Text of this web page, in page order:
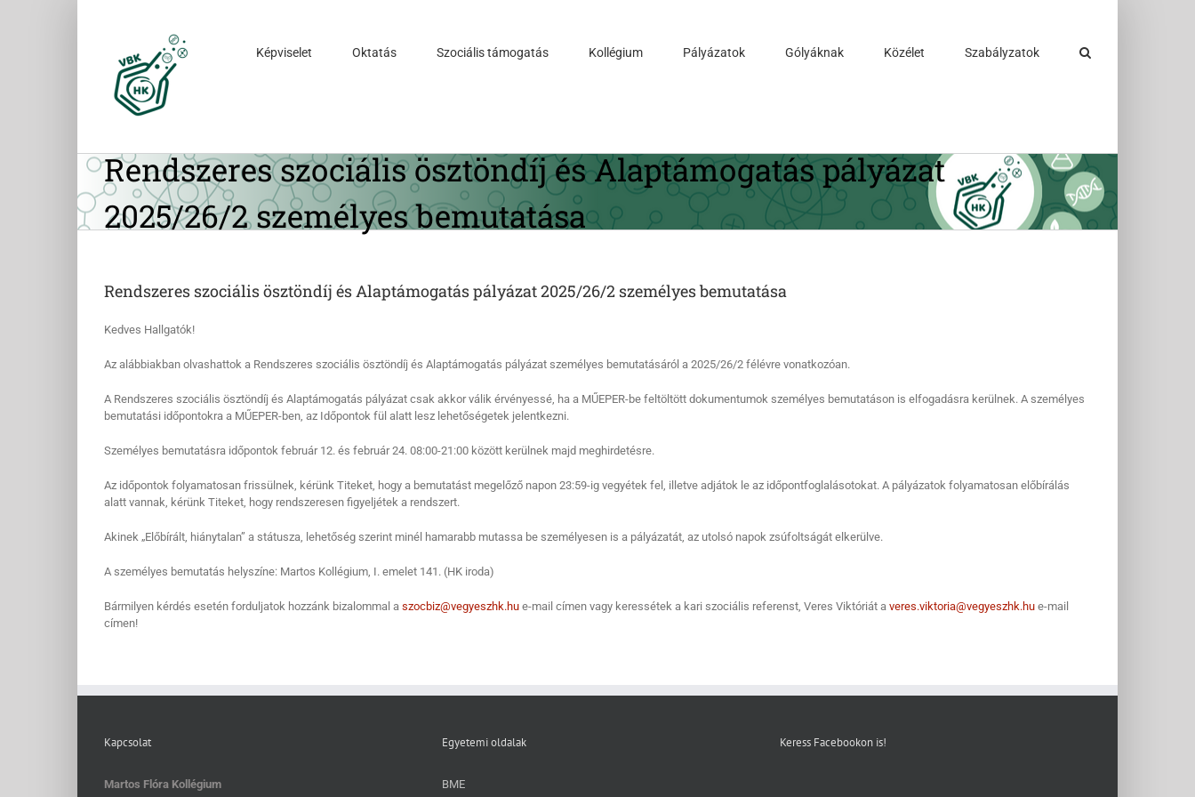
Képviselet Oktatás Szociális támogatás Kollégium Pályázatok Gólyáknak Közélet Szabályzatok
Rendszeres szociális ösztöndíj és Alaptámogatás pályázat
2025/26/2 személyes bemutatása
Rendszeres szociális ösztöndíj és Alaptámogatás pályázat 2025/26/2 személyes bemutatása
Kedves Hallgatók!
Az alábbiakban olvashattok a Rendszeres szociális ösztöndíj és Alaptámogatás pályázat személyes bemutatásáról a 2025/26/2 félévre vonatkozóan.
A Rendszeres szociális ösztöndíj és Alaptámogatás pályázat csak akkor válik érvényessé, ha a MŰEPER-be feltöltött dokumentumok személyes bemutatáson is elfogadásra kerülnek. A személyes
bemutatási időpontokra a MŰEPER-ben, az Időpontok fül alatt lesz lehetőségetek jelentkezni.
Személyes bemutatásra időpontok február 12. és február 24. 08:00-21:00 között kerülnek majd meghirdetésre.
Az időpontok folyamatosan frissülnek, kérünk Titeket, hogy a bemutatást megelőző napon 23:59-ig vegyétek fel, illetve adjátok le az időpontfoglalásotokat. A pályázatok folyamatosan előbírálás
alatt vannak, kérünk Titeket, hogy rendszeresen figyeljétek a rendszert.
Akinek „Előbírált, hiánytalan” a státusza, lehetőség szerint minél hamarabb mutassa be személyesen is a pályázatát, az utolsó napok zsúfoltságát elkerülve.
A személyes bemutatás helyszíne: Martos Kollégium, I. emelet 141. (HK iroda)
Bármilyen kérdés esetén forduljatok hozzánk bizalommal a szocbiz@vegyeszhk.hu e-mail címen vagy keressétek a kari szociális referenst, Veres Viktóriát a veres.viktoria@vegyeszhk.hu e-mail
címen!
Kapcsolat
Martos Flóra Kollégium
Egyetemi oldalak
BME
Keress Facebookon is!